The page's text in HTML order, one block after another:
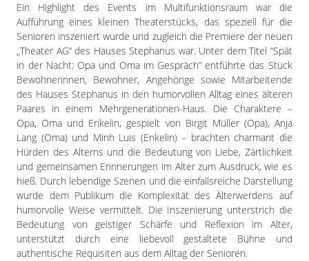
Ein Highlight des Events im Multifunktionsraum war die
Aufführung eines kleinen Theaterstücks, das speziell für die
Senioren inszeniert wurde und zugleich die Premiere der neuen
„Theater AG“ des Hauses Stephanus war. Unter dem Titel “Spät
in der Nacht: Opa und Oma im Gespräch” entführte das Stück
Bewohnerinnen, Bewohner, Angehörige sowie Mitarbeitende
des Hauses Stephanus in den humorvollen Alltag eines älteren
Paares in einem Mehrgenerationen-Haus. Die Charaktere –
Opa, Oma und Enkelin, gespielt von Birgit Müller (Opa), Anja
Lang (Oma) und Minh Luis (Enkelin) – brachten charmant die
Hürden des Alterns und die Bedeutung von Liebe, Zärtlichkeit
und gemeinsamen Erinnerungen im Alter zum Ausdruck, wie es
hieß. Durch lebendige Szenen und die einfallsreiche Darstellung
wurde dem Publikum die Komplexität des Älterwerdens auf
humorvolle Weise vermittelt. Die Inszenierung unterstrich die
Bedeutung von geistiger Schärfe und Reflexion im Alter,
unterstützt durch eine liebevoll gestaltete Bühne und
authentische Requisiten aus dem Alltag der Senioren.